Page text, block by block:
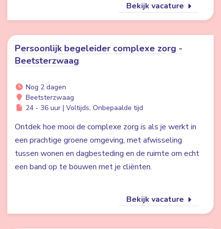
Bekijk vacature
Persoonlijk begeleider complexe zorg -
Beetsterzwaag
Nog 2 dagen
Beetsterzwaag
24 - 36 uur | Voltijds, Onbepaalde tijd
Ontdek hoe mooi de complexe zorg is als je werkt in
een prachtige groene omgeving, met afwisseling
tussen wonen en dagbesteding en de ruimte om echt
een band op te bouwen met je cliënten.
Bekijk vacature